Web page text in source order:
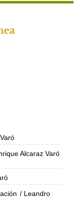
Alcaraz Varó
/ Leandro